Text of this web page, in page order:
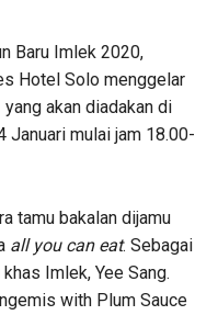
Baru Imlek 2020,
Hotel Solo menggelar
akan diadakan di
Januari mulai jam 18.00-
tamu bakalan dijamu
all you can eat. Sebagai
Imlek, Yee Sang.
with Plum Sauce